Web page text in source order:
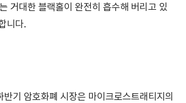
거대한 블랙홀이 완전히 흡수해 버리고 있
니다.
기 암호화폐 시장은 마이크로스트래티지의